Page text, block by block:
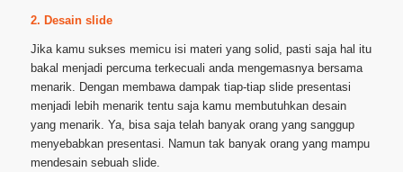
2. Desain slide
Jika kamu sukses memicu isi materi yang solid, pasti saja hal itu
bakal menjadi percuma terkecuali anda mengemasnya bersama
menarik. Dengan membawa dampak tiap-tiap slide presentasi
menjadi lebih menarik tentu saja kamu membutuhkan desain
yang menarik. Ya, bisa saja telah banyak orang yang sanggup
menyebabkan presentasi. Namun tak banyak orang yang mampu
mendesain sebuah slide.